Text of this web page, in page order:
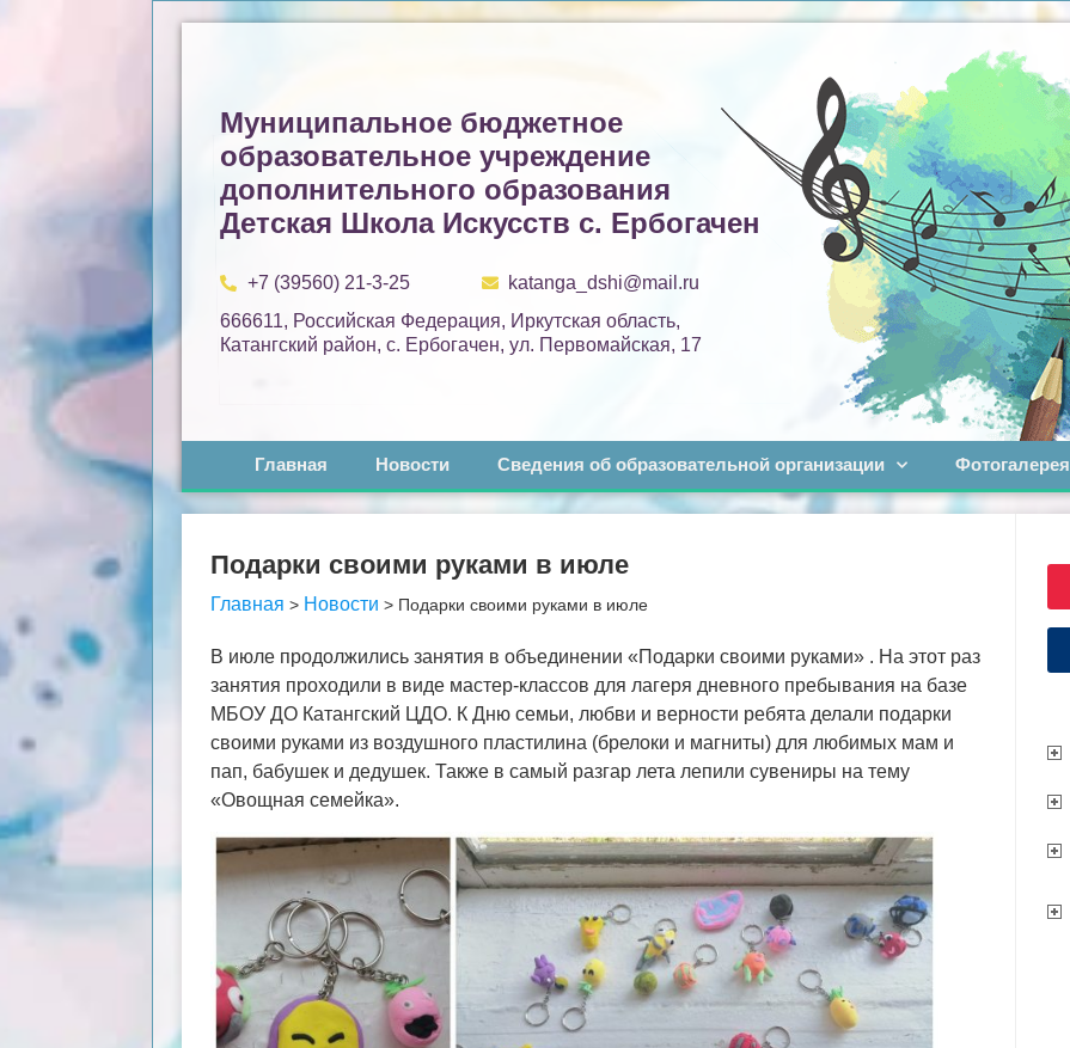
Муниципальное бюджетное
образовательное учреждение
дополнительного образования
Детская Школа Искусств с. Ербогачен
+7 (39560) 21-3-25
katanga_dshi@mail.ru
666611, Российская Федерация, Иркутская область,
Катангский район, с. Ербогачен, ул. Первомайская, 17
Главная Новости Сведения об образовательной организации Фотогалерея
Подарки своими руками в июле
Главная > Новости > Подарки своими руками в июле
В июле продолжились занятия в объединении «Подарки своими руками» . На этот раз
занятия проходили в виде мастер-классов для лагеря дневного пребывания на базе
МБОУ ДО Катангский ЦДО. К Дню семьи, любви и верности ребята делали подарки
своими руками из воздушного пластилина (брелоки и магниты) для любимых мам и
пап, бабушек и дедушек. Также в самый разгар лета лепили сувениры на тему
«Овощная семейка».